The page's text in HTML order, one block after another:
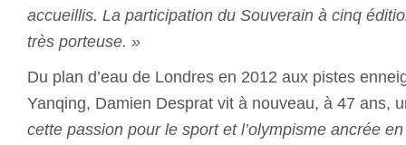
accueillis. La participation du Souverain à cinq
très porteuse. »
Du plan d’eau de Londres en 2012 aux pistes
Yanqing, Damien Desprat vit à nouveau, à 47 ans,
cette passion pour le sport et l’olympisme ancrée